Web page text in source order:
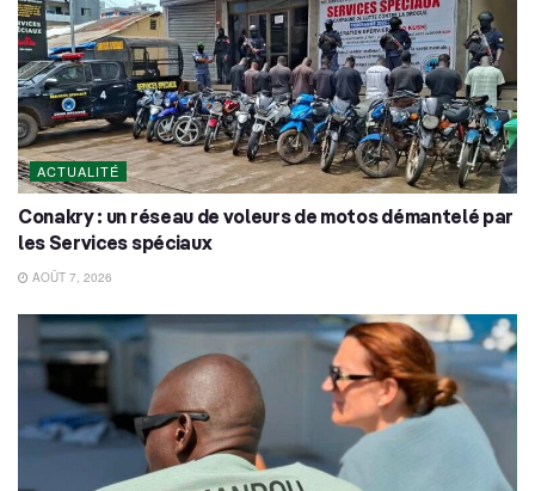
ACTUALITÉ
Conakry : un réseau de voleurs de motos démantelé par
les Services spéciaux
AOÛT 7, 2026